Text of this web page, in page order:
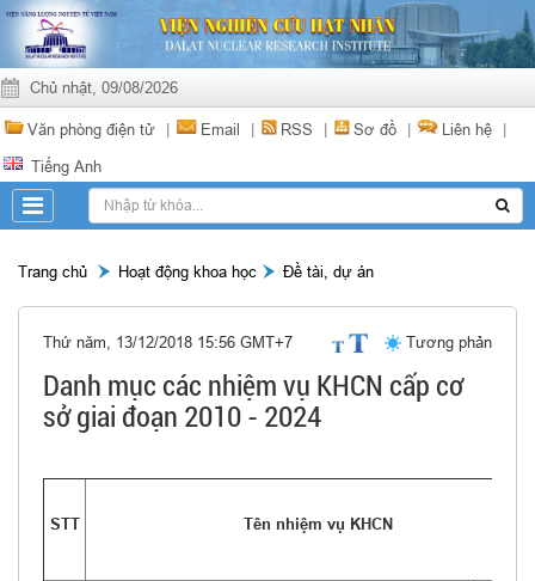
Chủ nhật, 09/08/2026
Văn phòng điện tử | Email | RSS | Sơ đồ | Liên hệ
|
Tiếng Anh
Trang chủ Hoạt động khoa học Đề tài, dự án
Thứ năm, 13/12/2018 15:56 GMT+7 Tương phản
Danh mục các nhiệm vụ KHCN cấp cơ
sở giai đoạn 2010 - 2024
STT Tên nhiệm vụ KHCN